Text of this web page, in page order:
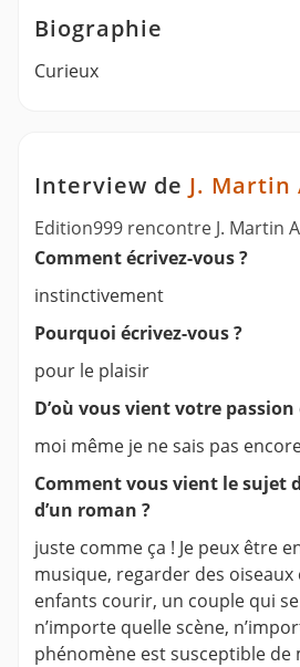
Biographie
Curieux
Interview de J. Martin
Edition999 rencontre J. Martin
Comment écrivez-vous ?
instinctivement
Pourquoi écrivez-vous ?
pour le plaisir
D’où vous vient votre passion
moi même je ne sais pas
Comment vous vient le sujet
d’un roman ?
juste comme ça ! Je peux être
musique, regarder des
enfants courir, un couple qui
n’importe quelle scène,
phénomène est susceptible de